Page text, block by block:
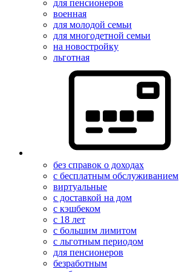
для пенсионеров
военная
для молодой семьи
для многодетной семьи
на новостройку
льготная
без справок о доходах
с бесплатным обслуживанием
виртуальные
с доставкой на дом
с кэшбеком
с 18 лет
с большим лимитом
с льготным периодом
для пенсионеров
безработным